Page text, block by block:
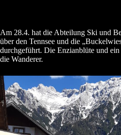
Am 28.4. hat die Abteilung Ski und
über den Tennsee und die
durchgeführt. Die Enzianblüte und
die Wanderer.